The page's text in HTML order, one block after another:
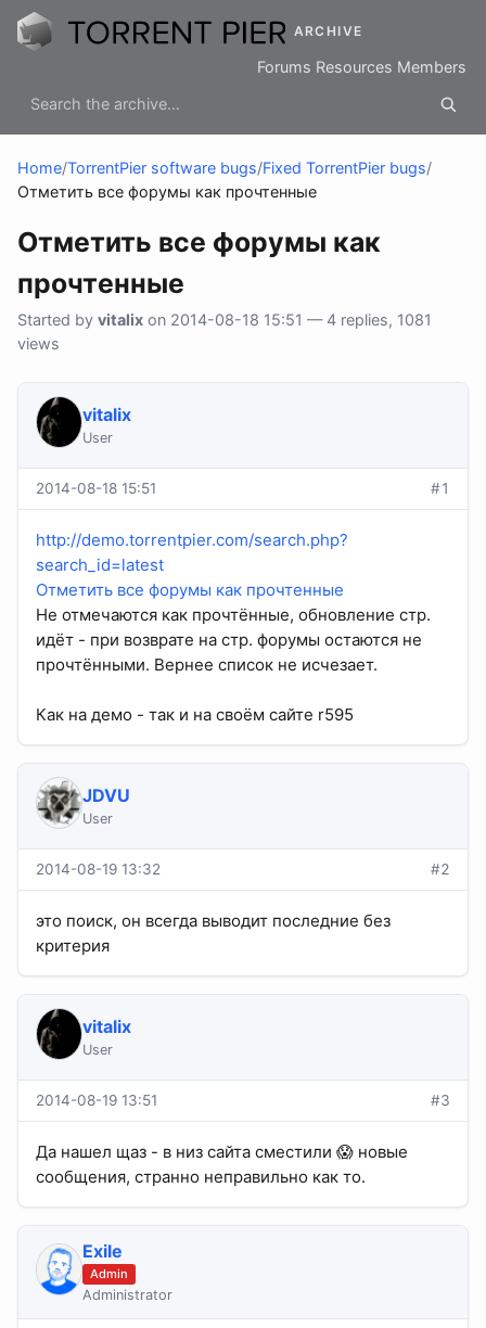
ARCHIVE
Forums Resources Members
Home/TorrentPier software bugs/Fixed TorrentPier bugs/
Отметить все форумы как прочтенные
Отметить все форумы как
прочтенные
Started by vitalix on 2014-08-18 15:51 — 4 replies, 1081
views
vitalix
User
2014-08-18 15:51 #1
http://demo.torrentpier.com/search.php?
search_id=latest
Отметить все форумы как прочтенные
Не отмечаются как прочтённые, обновление стр.
идёт - при возврате на стр. форумы остаются не
прочтёнными. Вернее список не исчезает.
Как на демо - так и на своём сайте r595
JDVU
User
2014-08-19 13:32 #2
это поиск, он всегда выводит последние без
критерия
vitalix
User
2014-08-19 13:51 #3
Да нашел щаз - в низ сайта сместили 😱 новые
сообщения, странно неправильно как то.
Exile
Admin
Administrator